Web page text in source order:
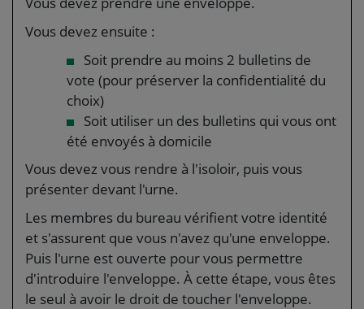
Vous devez ensuite :
Soit prendre au moins 2 bulletins de
vote (pour préserver la confidentialité du
choix)
Soit utiliser un des bulletins qui vous ont
été envoyés à domicile
Vous devez vous rendre à l'isoloir, puis vous
présenter devant l'urne.
Les membres du bureau vérifient votre identité
et s'assurent que vous n'avez qu'une enveloppe.
Puis l'urne est ouverte pour vous permettre
d'introduire l'enveloppe. À cette étape, vous êtes
le seul à avoir le droit de toucher l'enveloppe.